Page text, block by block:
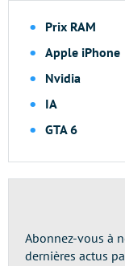
Prix RAM
Apple iPhone
Nvidia
IA
GTA 6
Abonnez-vous à
dernières actus